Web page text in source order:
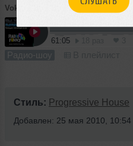
Voks Dj Voks - Flawless Vibes #35
61:05
Радио-шоу
Стиль: Progressive House
Добавлен: 25 мая 2010, 10:54